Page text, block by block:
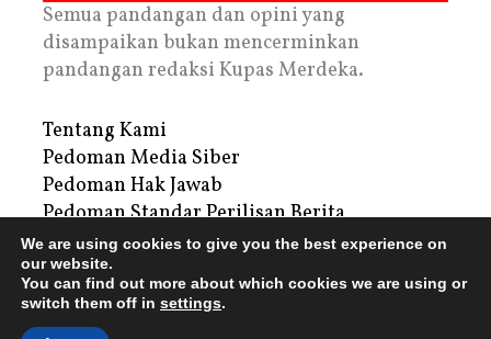
Semua pandangan dan opini yang
disampaikan bukan mencerminkan
pandangan redaksi Kupas Merdeka.
Tentang Kami
Pedoman Media Siber
Pedoman Hak Jawab
Pedoman Standar Perilisan Berita
Privacy Policy
Periklanan
Copyright © 2026 | PT. Tegar Kupas Mediatama
We are using cookies to give you the best experience on
our website.
You can find out more about which cookies we are using or
switch them off in settings.